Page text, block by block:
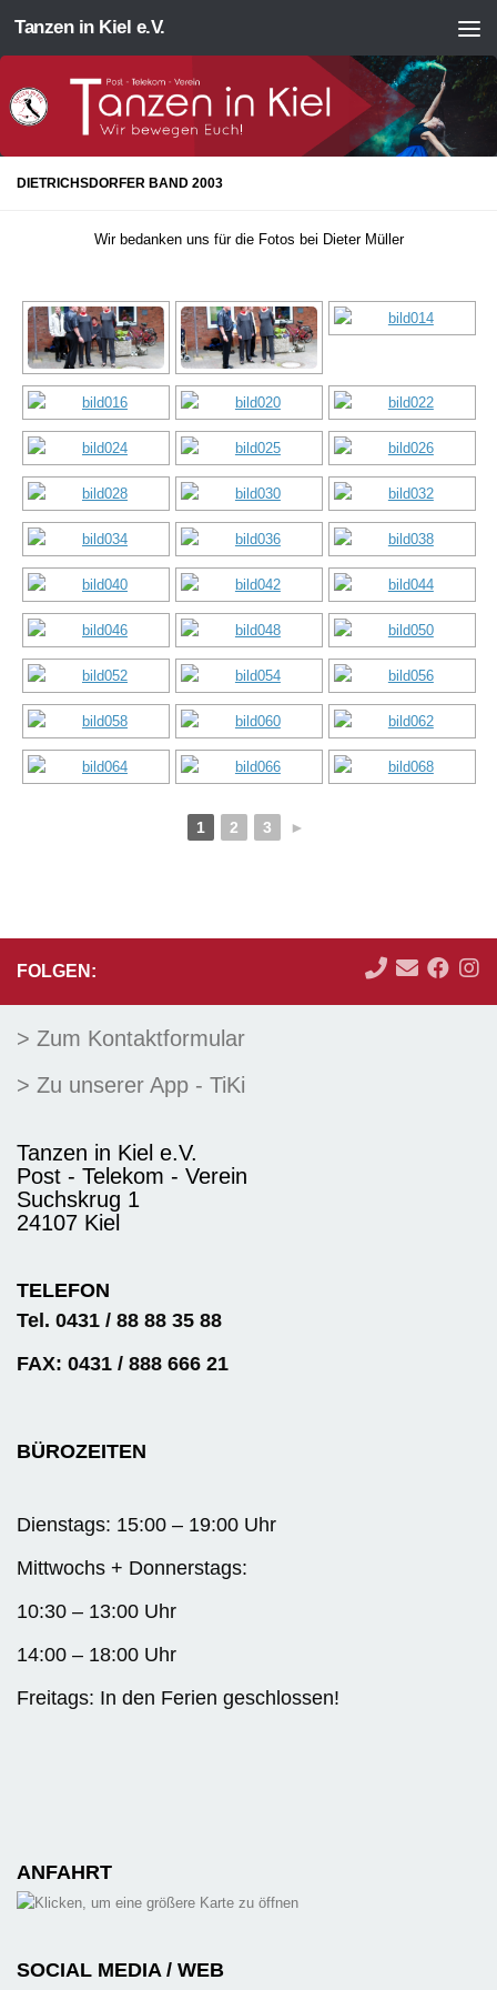
Zum Inhalt springen
Tanzen in Kiel e.V.
DIETRICHSDORFER BAND 2003
Wir bedanken uns für die Fotos bei Dieter Müller
1 2 3 ►
FOLGEN:
> Zum Kontaktformular
> Zu unserer App - TiKi
Tanzen in Kiel e.V.
Post - Telekom - Verein
Suchskrug 1
24107 Kiel
TELEFON
Tel. 0431 / 88 88 35 88
FAX: 0431 / 888 666 21
BÜROZEITEN
Dienstags: 15:00 – 19:00 Uhr
Mittwochs + Donnerstags:
10:30 – 13:00 Uhr
14:00 – 18:00 Uhr
Freitags: In den Ferien geschlossen!
ANFAHRT
SOCIAL MEDIA / WEB